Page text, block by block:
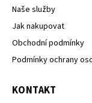
Naše služby
Jak nakupovat
Obchodní podmínky
Podmínky ochrany
KONTAKT